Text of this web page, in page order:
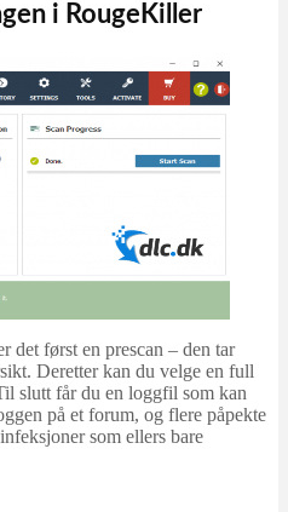
i RougeKiller
det først en prescan – den tar
Deretter kan du velge en full
slutt får du en loggfil som kan
på et forum, og flere påpekte
som ellers bare